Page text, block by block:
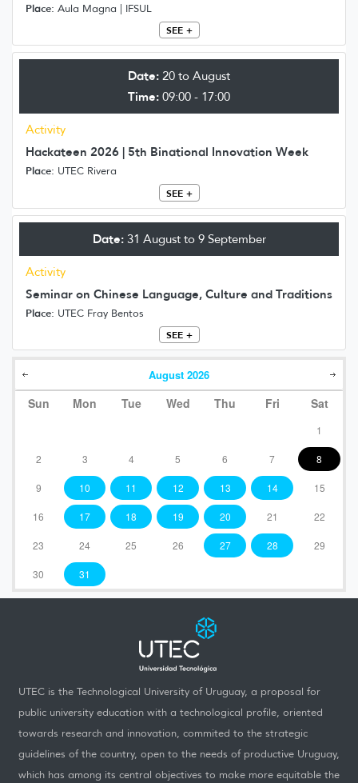
Place: Aula Magna | IFSUL
SEE +
Date: 20 to August
Time: 09:00 - 17:00
Activity
Hackateen 2026 | 5th Binational Innovation Week
Place: UTEC Rivera
SEE +
Date:31 August to 9 September
Activity
Seminar on Chinese Language, Culture and Traditions
Place: UTEC Fray Bentos
SEE +
August 2026
Sun Mon Tue Wed Thu Fri Sat
1
2 3 4 5 6 7 8
9 10 11 12 13 14 15
16 17 18 19 20 21 22
23 24 25 26 27 28 29
30 31
UTEC is the Technological University of Uruguay, a proposal for
public university education with a technological profile, oriented
towards research and innovation, commited to the strategic
guidelines of the country, open to the needs of productive Uruguay,
which has among its central objectives to make more equitable the